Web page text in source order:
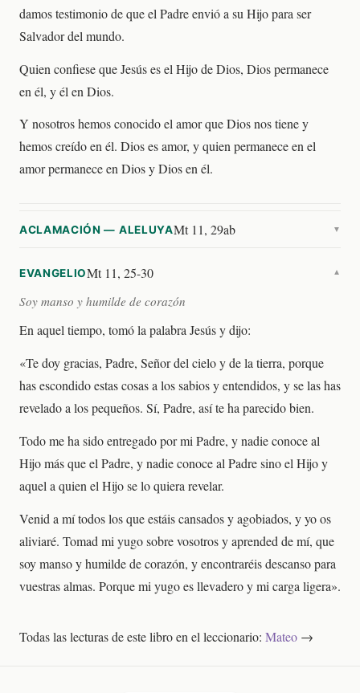
damos testimonio de que el Padre envió a su Hijo para ser
Salvador del mundo.
Quien confiese que Jesús es el Hijo de Dios, Dios permanece
en él, y él en Dios.
Y nosotros hemos conocido el amor que Dios nos tiene y
hemos creído en él. Dios es amor, y quien permanece en el
amor permanece en Dios y Dios en él.
ACLAMACIÓN — ALELUYAMt 11, 29ab ▼
EVANGELIOMt 11, 25-30 ▼
Soy manso y humilde de corazón
En aquel tiempo, tomó la palabra Jesús y dijo:
«Te doy gracias, Padre, Señor del cielo y de la tierra, porque
has escondido estas cosas a los sabios y entendidos, y se las has
revelado a los pequeños. Sí, Padre, así te ha parecido bien.
Todo me ha sido entregado por mi Padre, y nadie conoce al
Hijo más que el Padre, y nadie conoce al Padre sino el Hijo y
aquel a quien el Hijo se lo quiera revelar.
Venid a mí todos los que estáis cansados y agobiados, y yo os
aliviaré. Tomad mi yugo sobre vosotros y aprended de mí, que
soy manso y humilde de corazón, y encontraréis descanso para
vuestras almas. Porque mi yugo es llevadero y mi carga ligera».
Todas las lecturas de este libro en el leccionario: Mateo →